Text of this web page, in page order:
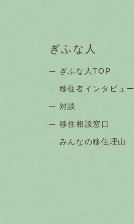
ぎふな人
ぎふな人TOP
移住者インタビュー
対談
移住相談窓口
みんなの移住理由